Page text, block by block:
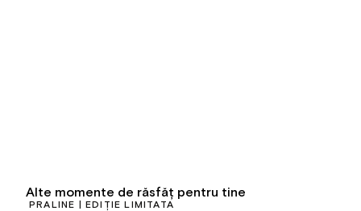
Alte momente de răsfăț pentru tine
PRALINE | EDIȚIE LIMITATĂ